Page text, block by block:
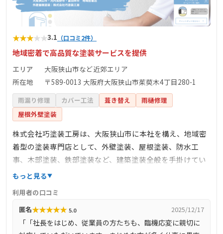
★★★★★3.1 （口コミ2件）
地域密着で高品質な塗装サービスを提供
エリア
大阪狭山市など近郊エリア
所在地
〒589-0013 大阪府大阪狭山市茱萸木4丁目280-1
雨漏り修理 カバー工法 葺き替え
雨樋修理
屋根外壁塗装
株式会社巧塗装工房は、大阪狭山市に本社を構え、地域密
着型の塗装専門店として、外壁塗装、屋根塗装、防水工
事、木部塗装、鉄部塗装など、建築塗装全般を手掛けてい
ます。代表の常藤巧氏は20年以上の経験を持ち、塗装作業
りがとう」の一言を最大の喜びとしています。施工は全て
自社職人が担当し、手抜きのない高品質な仕上がりを追求
しています。また、ショールームを大阪市東住吉区に設
もっと見る
利用者の口コミ
匿名★★★★★ 5.0 2025/12/17
「「社長をはじめ、従業員の方たちも、臨機応変に親切に